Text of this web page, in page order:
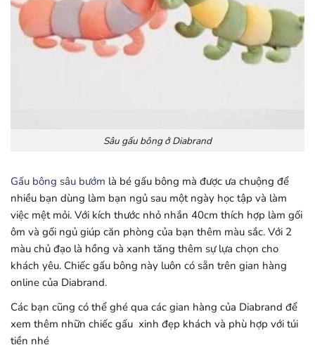
Sâu gấu bông ở Diabrand
Gấu bông sâu bướm là bé gấu bông mà được ưa chuộng để
nhiều bạn dùng làm bạn ngủ sau một ngày học tập và làm
việc mệt mỏi. Với kích thước nhỏ nhắn 40cm thích hợp làm gối
ôm và gối ngủ giúp căn phòng của bạn thêm màu sắc. Với 2
màu chủ đạo là hồng và xanh tăng thêm sự lựa chọn cho
khách yêu. Chiếc gấu bông này luôn có sẵn trên gian hàng
online của Diabrand.
Các bạn cũng có thể ghé qua các gian hàng của Diabrand để
xem thêm nhữn chiếc gấu xinh đẹp khách và phù hợp với túi
tiền nhé